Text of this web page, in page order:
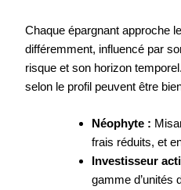
Chaque épargnant approche
différemment, influencé par
risque et son horizon
selon le profil peuvent être
Néophyte :
frais réduits, et
Investisseur
gamme d’unités